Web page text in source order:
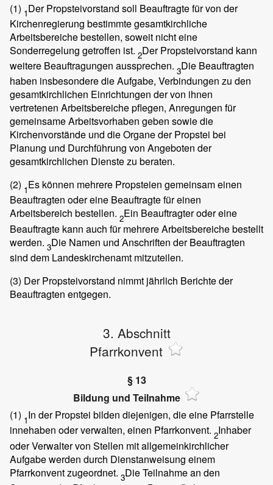
(1) 1Der Propsteivorstand soll Beauftragte für von der
Kirchenregierung bestimmte gesamtkirchliche
Arbeitsbereiche bestellen, soweit nicht eine
Sonderregelung getroffen ist. 2Der Propsteivorstand kann
weitere Beauftragungen aussprechen. 3Die Beauftragten
haben insbesondere die Aufgabe, Verbindungen zu den
gesamtkirchlichen Einrichtungen der von ihnen
vertretenen Arbeitsbereiche pflegen, Anregungen für
gemeinsame Arbeitsvorhaben geben sowie die
Kirchenvorstände und die Organe der Propstei bei
Planung und Durchführung von Angeboten der
gesamtkirchlichen Dienste zu beraten.
(2) 1Es können mehrere Propsteien gemeinsam einen
Beauftragten oder eine Beauftragte für einen
Arbeitsbereich bestellen. 2Ein Beauftragter oder eine
Beauftragte kann auch für mehrere Arbeitsbereiche bestellt
werden. 3Die Namen und Anschriften der Beauftragten
sind dem Landeskirchenamt mitzuteilen.
(3) Der Propsteivorstand nimmt jährlich Berichte der
Beauftragten entgegen.
3. Abschnitt
Pfarrkonvent
§ 13
Bildung und Teilnahme
(1) 1In der Propstei bilden diejenigen, die eine Pfarrstelle
innehaben oder verwalten, einen Pfarrkonvent. 2Inhaber
oder Verwalter von Stellen mit allgemeinkirchlicher
Aufgabe werden durch Dienstanweisung einem
Pfarrkonvent zugeordnet. 3Die Teilnahme an den